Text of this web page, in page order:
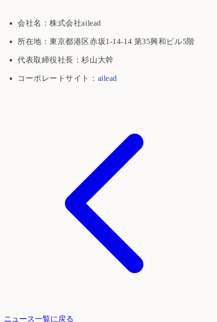
会社名：株式会社ailead
所在地：東京都港区赤坂1-14-14 第35興和ビル5階
代表取締役社長：杉山大幹
コーポレートサイト： ailead
ニュース一覧に戻る